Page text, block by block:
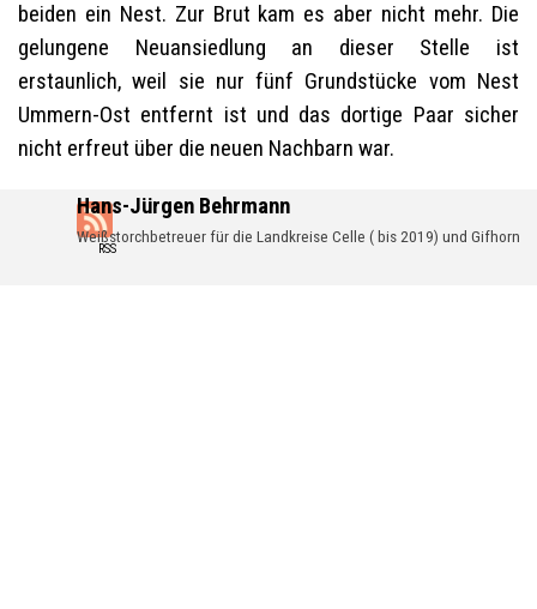
beiden ein Nest. Zur Brut kam es aber nicht mehr. Die
gelungene Neuansiedlung an dieser Stelle ist
erstaunlich, weil sie nur fünf Grundstücke vom Nest
Ummern-Ost entfernt ist und das dortige Paar sicher
nicht erfreut über die neuen Nachbarn war.
Hans-Jürgen Behrmann
Weißstorchbetreuer für die Landkreise Celle ( bis 2019) und Gifhorn
RSS